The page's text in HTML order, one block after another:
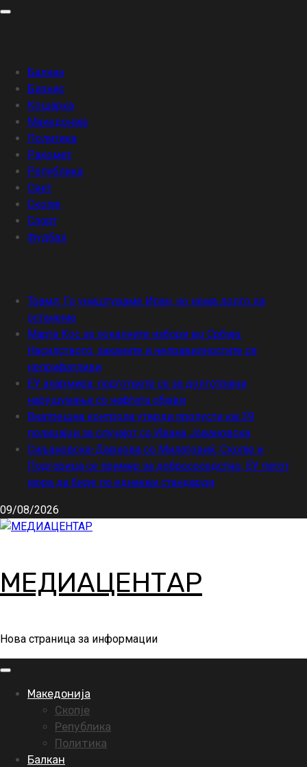
Skip
Балкан
Бизнис
Кошарка
Македонија
Политика
Ракомет
Република
Свет
Скопје
Спорт
Фудбал
Трамп: Го уништуваме Иран, но нема долго да
останеме
Марта Кос за локалните избори во Србија:
Насилството, заканите и неправилностите се
неприфатливи
ЕУ алармира: подгответе се за долготрајни
нарушувања со нафтата објави
Внатрешна контрола утврди пропусти кај 39
полицајци за случајот со Ивана Јовановска
Сиљановска-Давкова со Милатовиќ: Скопје и
Подгорица се пример за добрососедство, ЕУ патот
мора да биде по еднакви стандарди
09/08/2026
МЕДИАЦЕНТАР
Нова страница за информации
Primary
Македонија
Скопје
Република
Политика
Балкан